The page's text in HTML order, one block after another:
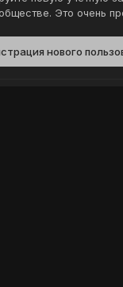
Это очень
нового